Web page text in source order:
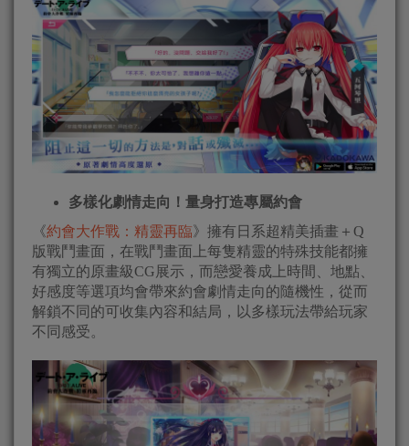
多樣化劇情走向！量身打造專屬約會
《約會大作戰：精靈再臨》擁有日系超精美插畫＋Q
版戰鬥畫面，在戰鬥畫面上每隻精靈的特殊技能都擁
有獨立的原畫級CG展示，而戀愛養成上時間、地點、
好感度等選項均會帶來約會劇情走向的隨機性，從而
解鎖不同的可收集內容和結局，以多樣玩法帶給玩家
不同感受。